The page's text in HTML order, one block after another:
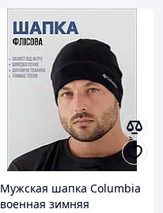
Мужская шапка Columbia
военная зимняя